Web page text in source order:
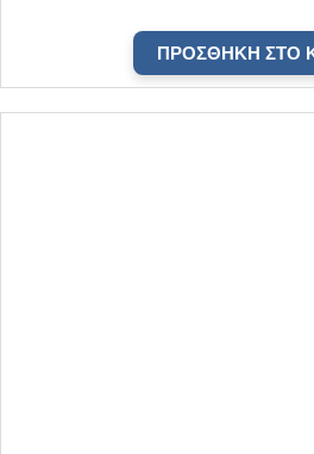
ΠΡΟΣΘΉΚΗ ΣΤΟ